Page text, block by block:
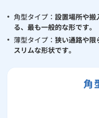
角型タイプ： 設置場所や搬
る、最も一般的な形です。
薄型タイプ： 狭い通路や限
スリムな形状です。
角